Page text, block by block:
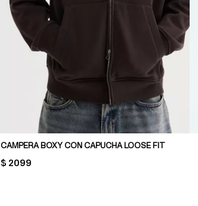
CAMPERA BOXY CON CAPUCHA LOOSE FIT
PRICE:
$ 2099